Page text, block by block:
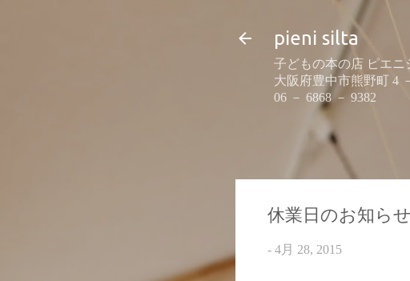
pieni silta
子どもの本の店 ピエニ
大阪府豊中市熊野町 4
06 － 6868 － 9382
休業日のお知らせ
- 4月 28, 2015